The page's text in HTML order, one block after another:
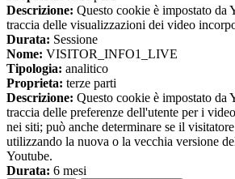
Descrizione: Questo cookie è impostato da
traccia delle visualizzazioni dei video
Durata: Sessione
Nome: VISITOR_INFO1_LIVE
Tipologia: analitico
Proprieta: terze parti
Descrizione: Questo cookie è impostato da
traccia delle preferenze dell'utente per i
nei siti; può anche determinare se il
utilizzando la nuova o la vecchia versione
Youtube.
Durata: 6 mesi